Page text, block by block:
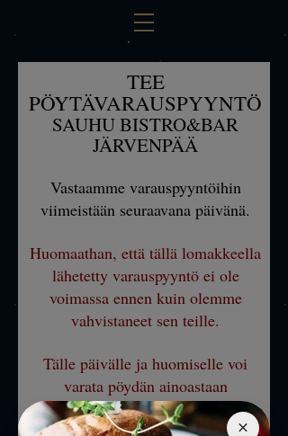
TEE
PÖYTÄVARAUSPYYNTÖ
SAUHU BISTRO&BAR
JÄRVENPÄÄ
Vastaamme varauspyyntöihin
viimeistään seuraavana päivänä.
Huomaathan, että tällä lomakkeella
lähetetty varauspyyntö ei ole
voimassa ennen kuin olemme
vahvistaneet sen teille.
Tälle päivälle ja huomiselle voi
varata pöydän ainoastaan
soittamalla meille040 7110 122.